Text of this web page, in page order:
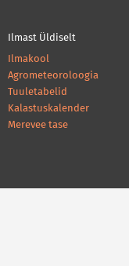
Ilmast Üldiselt
Ilmakool
Agrometeoroloogia
Tuuletabelid
Kalastuskalender
Merevee tase